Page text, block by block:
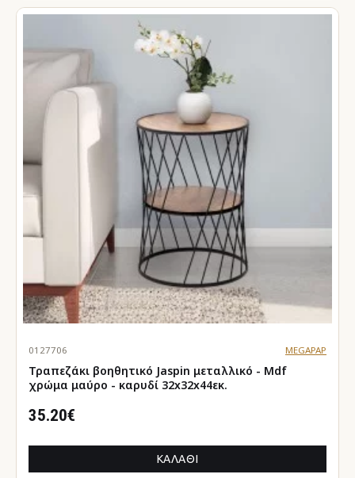
0127706 MEGAPAP
Τραπεζάκι βοηθητικό Jaspin μεταλλικό - Mdf
χρώμα μαύρο - καρυδί 32x32x44εκ.
35.20€
ΚΑΛΆΘΙ